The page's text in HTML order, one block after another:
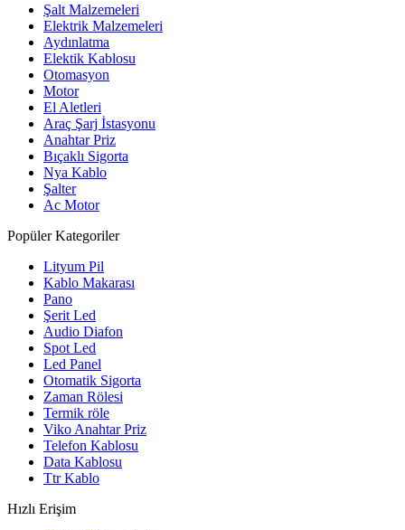
Şalt Malzemeleri
Elektrik Malzemeleri
Aydınlatma
Elektik Kablosu
Otomasyon
Motor
El Aletleri
Araç Şarj İstasyonu
Anahtar Priz
Bıçaklı Sigorta
Nya Kablo
Şalter
Ac Motor
Popüler Kategoriler
Lityum Pil
Kablo Makarası
Pano
Şerit Led
Audio Diafon
Spot Led
Led Panel
Otomatik Sigorta
Zaman Rölesi
Termik röle
Viko Anahtar Priz
Telefon Kablosu
Data Kablosu
Ttr Kablo
Hızlı Erişim